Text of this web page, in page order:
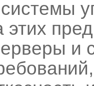
этих
и